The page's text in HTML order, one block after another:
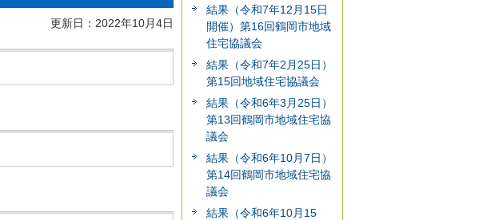
更新日：2022年10月4日
結果（令和7年12月15日
開催）第16回鶴岡市地域
住宅協議会
結果（令和7年2月25日）
第15回地域住宅協議会
結果（令和6年3月25日）
第13回鶴岡市地域住宅協
議会
結果（令和6年10月7日）
第14回鶴岡市地域住宅協
議会
結果（令和6年10月15